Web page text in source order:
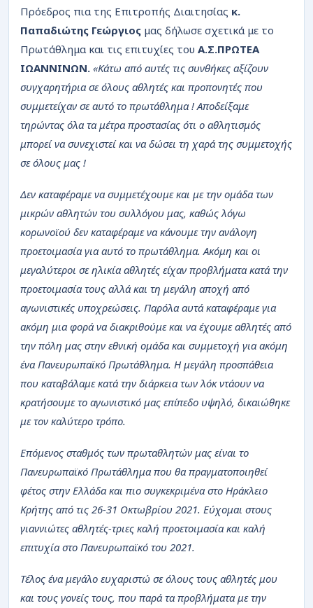
Πρόεδρος πια της Επιτροπής Διαιτησίας κ.
Παπαδιώτης Γεώργιος μας δήλωσε σχετικά με το
Πρωτάθλημα και τις επιτυχίες του Α.Σ.ΠΡΩΤΕΑ
ΙΩΑΝΝΙΝΩΝ. «Κάτω από αυτές τις συνθήκες αξίζουν
συγχαρητήρια σε όλους αθλητές και προπονητές που
συμμετείχαν σε αυτό το πρωτάθλημα ! Αποδείξαμε
τηρώντας όλα τα μέτρα προστασίας ότι ο αθλητισμός
μπορεί να συνεχιστεί και να δώσει τη χαρά της συμμετοχής
σε όλους μας !
Δεν καταφέραμε να συμμετέχουμε και με την ομάδα των
μικρών αθλητών του συλλόγου μας, καθώς λόγω
κορωνοϊού δεν καταφέραμε να κάνουμε την ανάλογη
προετοιμασία για αυτό το πρωτάθλημα. Ακόμη και οι
μεγαλύτεροι σε ηλικία αθλητές είχαν προβλήματα κατά την
προετοιμασία τους αλλά και τη μεγάλη αποχή από
αγωνιστικές υποχρεώσεις. Παρόλα αυτά καταφέραμε για
ακόμη μια φορά να διακριθούμε και να έχουμε αθλητές από
την πόλη μας στην εθνική ομάδα και συμμετοχή για ακόμη
ένα Πανευρωπαϊκό Πρωτάθλημα. Η μεγάλη προσπάθεια
που καταβάλαμε κατά την διάρκεια των λόκ ντάουν να
κρατήσουμε το αγωνιστικό μας επίπεδο υψηλό, δικαιώθηκε
με τον καλύτερο τρόπο.
Επόμενος σταθμός των πρωταθλητών μας είναι το
Πανευρωπαϊκό Πρωτάθλημα που θα πραγματοποιηθεί
φέτος στην Ελλάδα και πιο συγκεκριμένα στο Ηράκλειο
Κρήτης από τις 26-31 Οκτωβρίου 2021. Εύχομαι στους
γιαννιώτες αθλητές-τριες καλή προετοιμασία και καλή
επιτυχία στο Πανευρωπαϊκό του 2021.
Τέλος ένα μεγάλο ευχαριστώ σε όλους τους αθλητές μου
και τους γονείς τους, που παρά τα προβλήματα με την